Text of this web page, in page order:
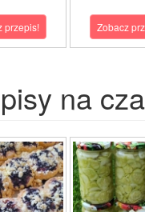
przepis! Zobacz
na